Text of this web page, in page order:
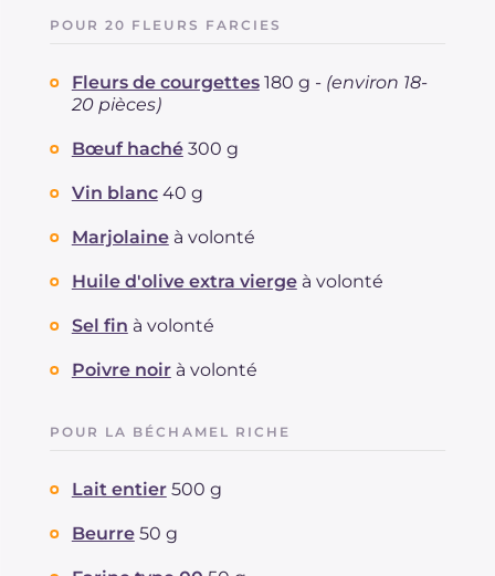
POUR 20 FLEURS FARCIES
Fleurs de courgettes 180 g - (environ 18-
20 pièces)
Bœuf haché 300 g
Vin blanc 40 g
Marjolaine à volonté
Huile d'olive extra vierge à volonté
Sel fin à volonté
Poivre noir à volonté
POUR LA BÉCHAMEL RICHE
Lait entier 500 g
Beurre 50 g